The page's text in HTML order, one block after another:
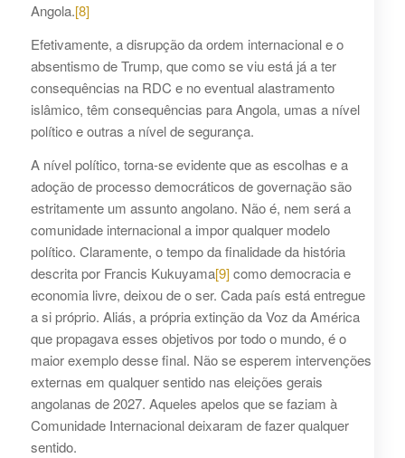
Angola.[8]
Efetivamente, a disrupção da ordem internacional e o
absentismo de Trump, que como se viu está já a ter
consequências na RDC e no eventual alastramento
islâmico, têm consequências para Angola, umas a nível
político e outras a nível de segurança.
A nível político, torna-se evidente que as escolhas e a
adoção de processo democráticos de governação são
estritamente um assunto angolano. Não é, nem será a
comunidade internacional a impor qualquer modelo
político. Claramente, o tempo da finalidade da história
descrita por Francis Kukuyama[9]como democracia e
economia livre, deixou de o ser. Cada país está entregue
a si próprio. Aliás, a própria extinção da Voz da América
que propagava esses objetivos por todo o mundo, é o
maior exemplo desse final. Não se esperem intervenções
externas em qualquer sentido nas eleições gerais
angolanas de 2027. Aqueles apelos que se faziam à
Comunidade Internacional deixaram de fazer qualquer
sentido.